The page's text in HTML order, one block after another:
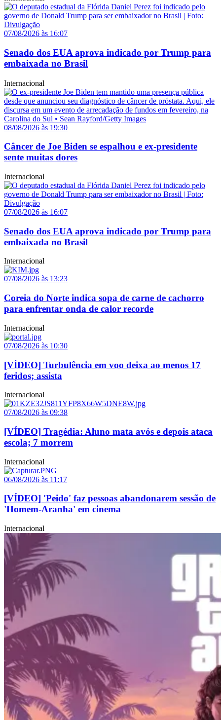
07/08/2026 às 16:07
Senado dos EUA aprova indicado por Trump para
embaixada no Brasil
Internacional
08/08/2026 às 19:30
Câncer de Joe Biden se espalhou e ex-presidente
sente muitas dores
Internacional
07/08/2026 às 16:07
Senado dos EUA aprova indicado por Trump para
embaixada no Brasil
Internacional
07/08/2026 às 13:23
Coreia do Norte indica sopa de carne de cachorro
para enfrentar onda de calor recorde
Internacional
07/08/2026 às 10:30
[VÍDEO] Turbulência em voo deixa ao menos 17
feridos; assista
Internacional
07/08/2026 às 09:38
[VÍDEO] Tragédia: Aluno mata avós e depois ataca
escola; 7 morrem
Internacional
06/08/2026 às 11:17
[VÍDEO] 'Peido' faz pessoas abandonarem sessão de
'Homem-Aranha' em cinema
Internacional